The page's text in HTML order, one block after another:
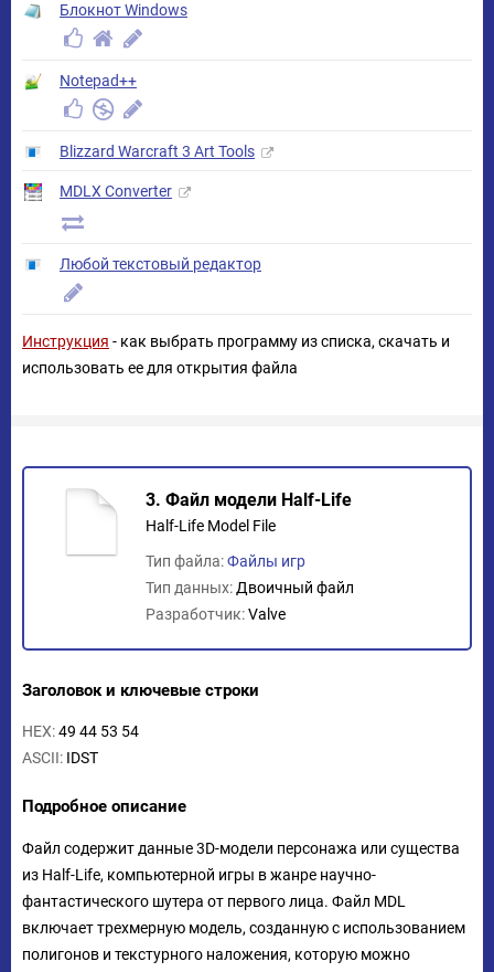
Блокнот Windows
Notepad++
Blizzard Warcraft 3 Art Tools
MDLX Converter
Любой текстовый редактор
Инструкция - как выбрать программу из списка, скачать и
использовать ее для открытия файла
3. Файл модели Half-Life
Half-Life Model File
Тип файла:Файлы игр
Тип данных: Двоичный файл
Разработчик:Valve
Заголовок и ключевые строки
HEX:49 44 53 54
ASCII: IDST
Подробное описание
Файл содержит данные 3D-модели персонажа или существа
из Half-Life, компьютерной игры в жанре научно-
фантастического шутера от первого лица. Файл MDL
включает трехмерную модель, созданную с использованием
полигонов и текстурного наложения, которую можно